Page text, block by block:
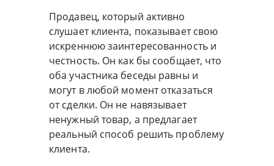
Продавец, который активно
слушает клиента, показывает свою
искреннюю заинтересованность и
честность. Он как бы сообщает, что
оба участника беседы равны и
могут в любой момент отказаться
от сделки. Он не навязывает
ненужный товар, а предлагает
реальный способ решить проблему
клиента.